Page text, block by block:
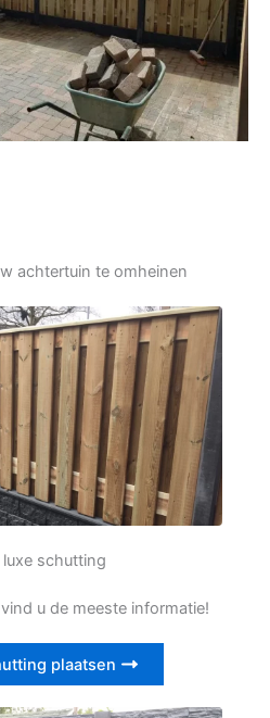
achtertuin te omheinen
schutting
u de meeste informatie!
plaatsen